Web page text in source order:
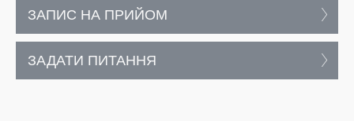
ЗАПИС НА ПРИЙОМ
ЗАДАТИ ПИТАННЯ